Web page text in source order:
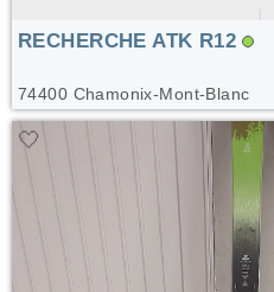
RECHERCHE ATK R12
74400 Chamonix-Mont-Blanc
🤍